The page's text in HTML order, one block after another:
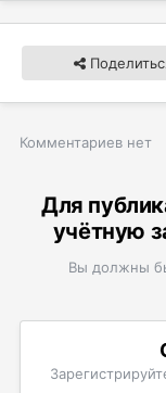
Комментариев нет
Для
учётную
Вы должны